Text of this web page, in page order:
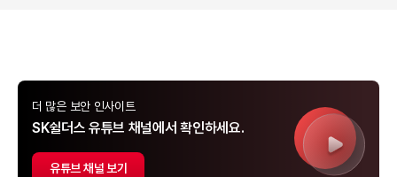
더 많은 보안 인사이트
SK쉴더스 유튜브 채널에서 확인하세요.
유튜브 채널 보기